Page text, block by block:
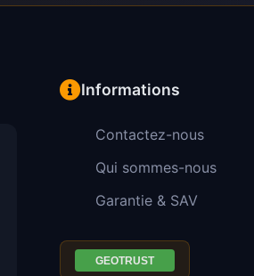
Informations
Contactez-nous
Qui sommes-nous
Garantie & SAV